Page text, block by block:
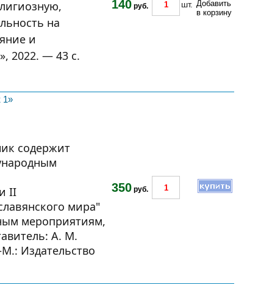
на
и
2022. — 43 с.
140 руб. шт.
1»
содержит
II
мира"
мероприятиям,
А. М.
Издательство
350 руб.